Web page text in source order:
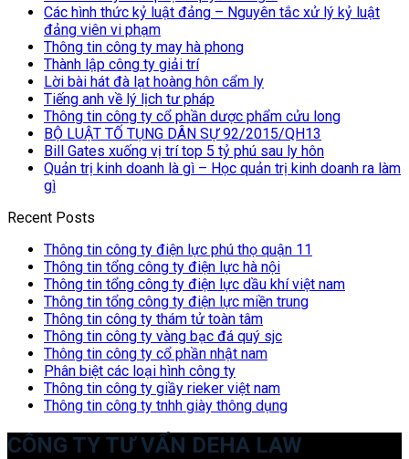
Các hình thức kỷ luật đảng – Nguyên tắc xử lý kỷ luật
đảng viên vi phạm
Thông tin công ty may hà phong
Thành lập công ty giải trí
Lời bài hát đà lạt hoàng hôn cẩm ly
Tiếng anh về lý lịch tư pháp
Thông tin công ty cổ phần dược phẩm cửu long
BỘ LUẬT TỐ TỤNG DÂN SỰ 92/2015/QH13
Bill Gates xuống vị trí top 5 tỷ phú sau ly hôn
Quản trị kinh doanh là gì – Học quản trị kinh doanh ra làm
gì
Recent Posts
Thông tin công ty điện lực phú thọ quận 11
Thông tin tổng công ty điện lực hà nội
Thông tin tổng công ty điện lực dầu khí việt nam
Thông tin tổng công ty điện lực miền trung
Thông tin công ty thám tử toàn tâm
Thông tin công ty vàng bạc đá quý sjc
Thông tin công ty cổ phần nhật nam
Phân biệt các loại hình công ty
Thông tin công ty giầy rieker việt nam
Thông tin công ty tnhh giày thông dụng
CÔNG TY TƯ VẤN DEHA LAW